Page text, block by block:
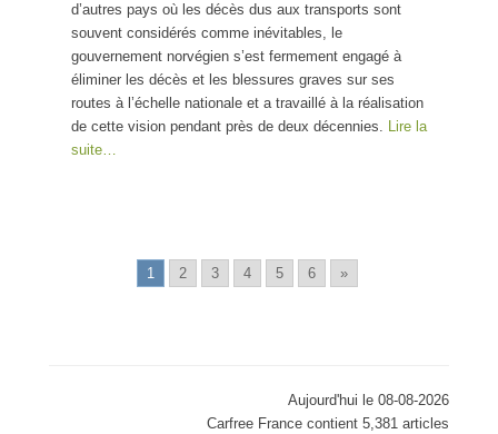
d’autres pays où les décès dus aux transports sont
souvent considérés comme inévitables, le
gouvernement norvégien s’est fermement engagé à
éliminer les décès et les blessures graves sur ses
routes à l’échelle nationale et a travaillé à la réalisation
de cette vision pendant près de deux décennies. Lire la
suite…
1 2 3 4 5 6 »
Aujourd'hui le 08-08-2026
Carfree France contient 5,381 articles